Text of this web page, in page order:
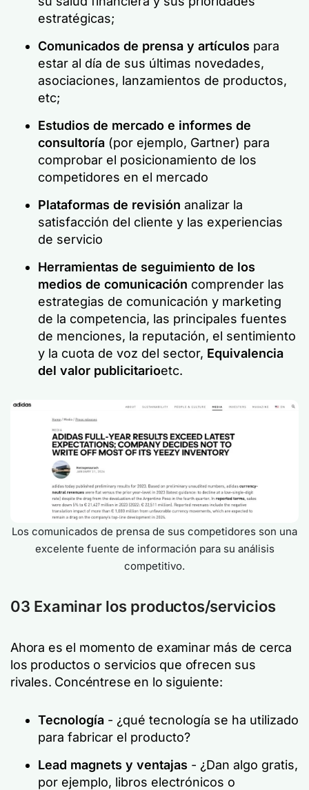
estratégicas;
Comunicados de prensa y artículos para
estar al día de sus últimas novedades,
asociaciones, lanzamientos de productos,
etc;
Estudios de mercado e informes de
consultoría (por ejemplo, Gartner) para
comprobar el posicionamiento de los
competidores en el mercado
Plataformas de revisión analizar la
satisfacción del cliente y las experiencias
de servicio
Herramientas de seguimiento de los
medios de comunicación comprender las
estrategias de comunicación y marketing
de la competencia, las principales fuentes
de menciones, la reputación, el sentimiento
y la cuota de voz del sector, Equivalencia
del valor publicitarioetc.
Los comunicados de prensa de sus competidores son una
excelente fuente de información para su análisis
competitivo.
03 Examinar los productos/servicios
Ahora es el momento de examinar más de cerca
los productos o servicios que ofrecen sus
rivales. Concéntrese en lo siguiente:
Tecnología - ¿qué tecnología se ha utilizado
para fabricar el producto?
Lead magnets y ventajas - ¿Dan algo gratis,
por ejemplo, libros electrónicos o